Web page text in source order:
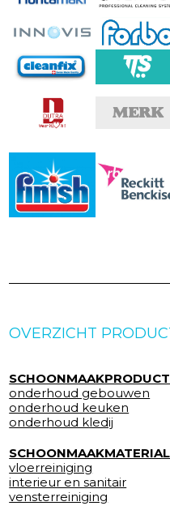
OVERZICHT
onderhoud gebouwen
onderhoud keuken
onderhoud kledij
vloerreiniging
interieur en sanitair
vensterreiniging